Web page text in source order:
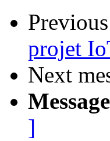
projet
Next
]